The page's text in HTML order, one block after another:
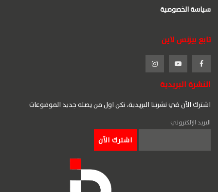
سياسة الخصوصية
تابع بيزنس لاين
النشرة البريدية
اشترك الآن في نشرتنا البريدية، تكن اول من يصله جديد الموضوعات
البريد الإلكتروني